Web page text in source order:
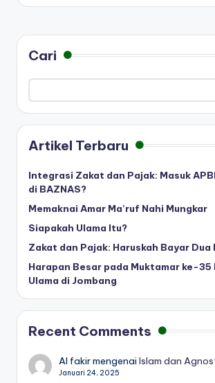
Cari
Artikel Terbaru
Integrasi Zakat dan Pajak: Masuk
di BAZNAS?
Memaknai Amar Ma’ruf Nahi Mungkar
Siapakah Ulama Itu?
Zakat dan Pajak: Haruskah Bayar Dua
Harapan Besar pada Muktamar ke-35
Ulama di Jombang
Recent Comments
Al fakirmengenaiIslam dan
Januari 24, 2025